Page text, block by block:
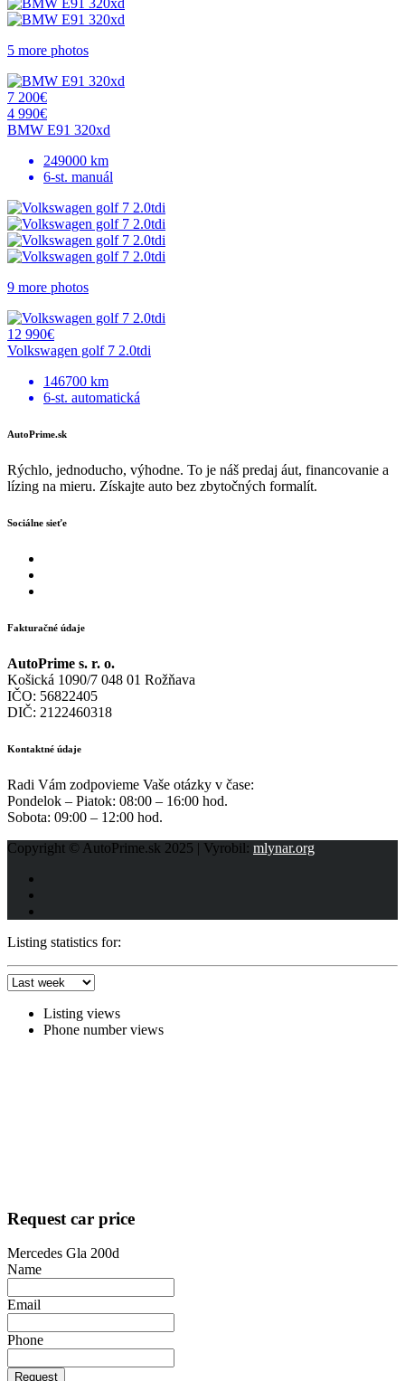
5 more photos
7 200€
4 990€
BMW E91 320xd
249000 km
6-st. manuál
9 more photos
12 990€
Volkswagen golf 7 2.0tdi
146700 km
6-st. automatická
AutoPrime.sk
Rýchlo, jednoducho, výhodne. To je náš predaj áut, financovanie a
lízing na mieru. Získajte auto bez zbytočných formalít.
Sociálne sieťe
Fakturačné údaje
AutoPrime s. r. o.
Košická 1090/7 048 01 Rožňava
IČO: 56822405
DIČ: 2122460318
Kontaktné údaje
Radi Vám zodpovieme Vaše otázky v čase:
Pondelok – Piatok: 08:00 – 16:00 hod.
Sobota: 09:00 – 12:00 hod.
Copyright © AutoPrime.sk 2025 | Vyrobil: mlynar.org
Listing statistics for:
Listing views
Phone number views
Request car price
Mercedes Gla 200d
Name
Email
Phone
Request